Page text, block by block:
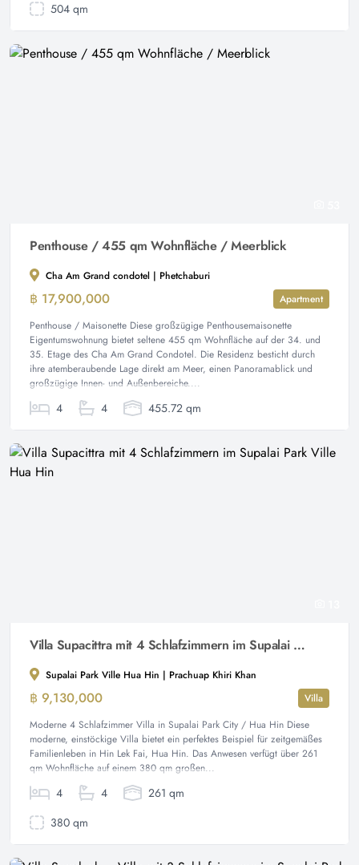
504 qm
Penthouse / 455 qm Wohnfläche / Meerblick
Cha Am Grand condotel | Phetchaburi
฿ 17,900,000
Apartment
Penthouse / Maisonette Diese großzügige Penthousemaisonette
Eigentumswohnung bietet seltene 455 qm Wohnfläche auf der 34. und
35. Etage des Cha Am Grand Condotel. Die Residenz besticht durch
ihre atemberaubende Lage direkt am Meer, einen Panoramablick und
großzügige Innen- und Außenbereiche....
4 4 455.72 qm
Villa Supacittra mit 4 Schlafzimmern im Supalai Park Ville Hua Hin
Supalai Park Ville Hua Hin | Prachuap Khiri Khan
฿ 9,130,000
Villa
Moderne 4 Schlafzimmer Villa in Supalai Park City / Hua Hin Diese
moderne, einstöckige Villa bietet ein perfektes Beispiel für zeitgemäßes
Familienleben in Hin Lek Fai, Hua Hin. Das Anwesen verfügt über 261
qm Wohnfläche auf einem 380 qm großen...
4 4
261 qm
380 qm